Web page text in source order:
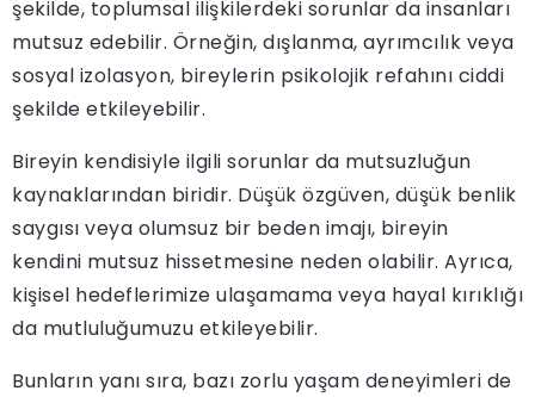
şekilde, toplumsal ilişkilerdeki sorunlar da insanları
mutsuz edebilir. Örneğin, dışlanma, ayrımcılık veya
sosyal izolasyon, bireylerin psikolojik refahını ciddi
şekilde etkileyebilir.
Bireyin kendisiyle ilgili sorunlar da mutsuzluğun
kaynaklarından biridir. Düşük özgüven, düşük benlik
saygısı veya olumsuz bir beden imajı, bireyin
kendini mutsuz hissetmesine neden olabilir. Ayrıca,
kişisel hedeflerimize ulaşamama veya hayal kırıklığı
da mutluluğumuzu etkileyebilir.
Bunların yanı sıra, bazı zorlu yaşam deneyimleri de